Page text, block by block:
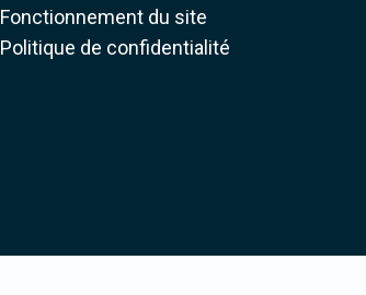
Fonctionnement du site
Politique de confidentialité